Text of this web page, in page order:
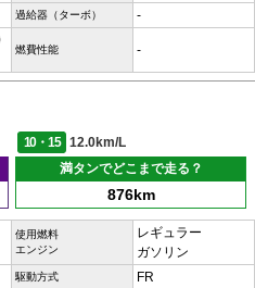
過給器（ターボ） -
燃費性能 -
10・15
12.0km/L
満タンでどこまで走る？
876km
使用燃料
エンジン
レギュラー
ガソリン
駆動方式 FR